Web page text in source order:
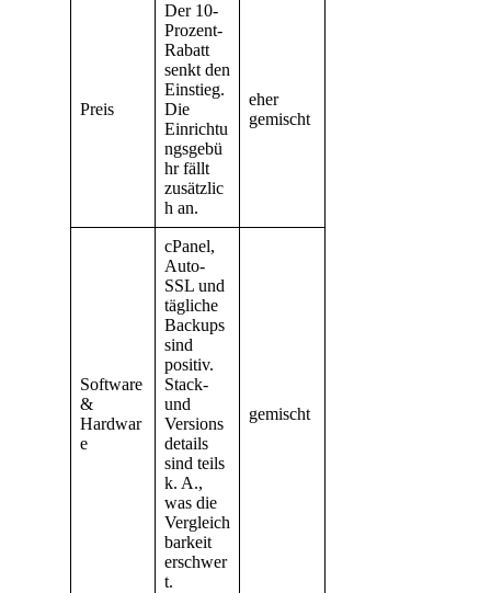
Preis
Der 10-
Prozent-
Rabatt
senkt den
Einstieg.
Die
Einrichtu
ngsgebü
hr fällt
zusätzlic
h an.
eher
gemischt
Software
&
Hardwar
e
cPanel,
Auto-
SSL und
tägliche
Backups
sind
positiv.
Stack-
und
Versions
details
sind teils
k. A.,
was die
Vergleich
barkeit
erschwer
t.
gemischt